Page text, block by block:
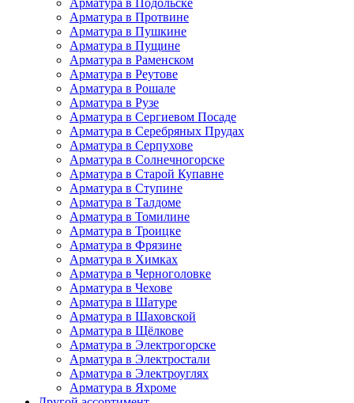
Арматура в Подольске
Арматура в Протвине
Арматура в Пушкине
Арматура в Пущине
Арматура в Раменском
Арматура в Реутове
Арматура в Рошале
Арматура в Рузе
Арматура в Сергиевом Посаде
Арматура в Серебряных Прудах
Арматура в Серпухове
Арматура в Солнечногорске
Арматура в Старой Купавне
Арматура в Ступине
Арматура в Талдоме
Арматура в Томилине
Арматура в Троицке
Арматура в Фрязине
Арматура в Химках
Арматура в Черноголовке
Арматура в Чехове
Арматура в Шатуре
Арматура в Шаховской
Арматура в Щёлкове
Арматура в Электрогорске
Арматура в Электростали
Арматура в Электроуглях
Арматура в Яхроме